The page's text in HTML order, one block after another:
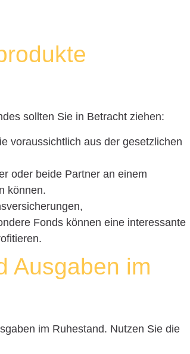
sollten Sie in Betracht ziehen:
voraussichtlich aus der gesetzlichen
oder beide Partner an einem
können.
Fonds können eine interessante
Ausgaben im
im Ruhestand. Nutzen Sie die